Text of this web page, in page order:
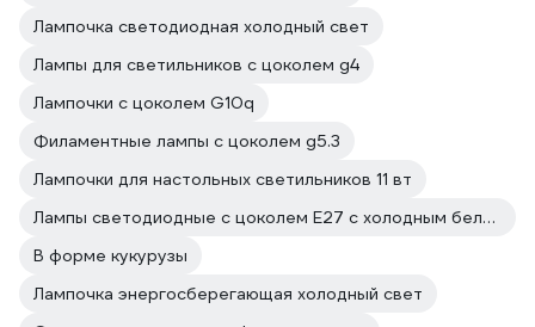
Лампочка светодиодная холодный свет
Лампы для светильников с цоколем g4
Лампочки с цоколем G10q
Филаментные лампы с цоколем g5.3
Лампочки для настольных светильников 11 вт
Лампы светодиодные с цоколем E27 с холодным белым светом
В форме кукурузы
Лампочка энергосберегающая холодный свет